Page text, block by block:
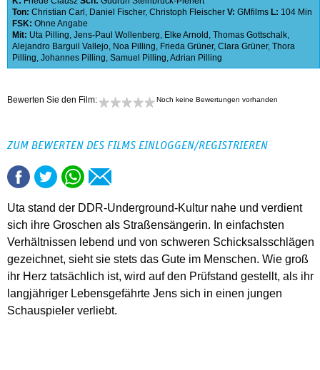
Ton: Christian Carl , Daniel Fischer, Christoph Fleischer V: GMfilms L: 104 Min
FSK: Ohne Angabe
Mit: Uta Pilling, Jens-Paul Wollenberg, Elke Arnold , Thomas Gottschalk,
Alejandro Barguil Vallejo, Noa Pilling, Frieda Grüner, Clara Grüner, Thora
Pilling, Johannes Pilling, Samuel Pilling,Adrian Pilling
Bewerten Sie den Film: Noch keine Bewertungen vorhanden
ZUM BEWERTEN DES FILMS EINLOGGEN/REGISTRIEREN
Uta stand der DDR-Underground-Kultur nahe und verdient
sich ihre Groschen als Straßensängerin. In einfachsten
Verhältnissen lebend und von schweren Schicksalsschlägen
gezeichnet, sieht sie stets das Gute im Menschen. Wie groß
ihr Herz tatsächlich ist, wird auf den Prüfstand gestellt, als ihr
langjähriger Lebensgefährte Jens sich in einen jungen
Schauspieler verliebt.